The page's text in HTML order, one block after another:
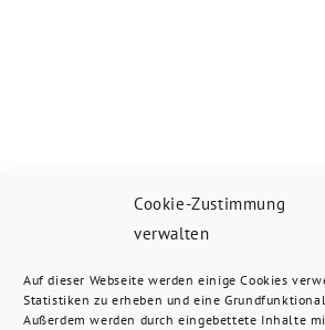
Cookie-Zustimmung
verwalten
Auf dieser Webseite werden einige Cookies
Statistiken zu erheben und eine
Außerdem werden durch eingebettete Inhalte